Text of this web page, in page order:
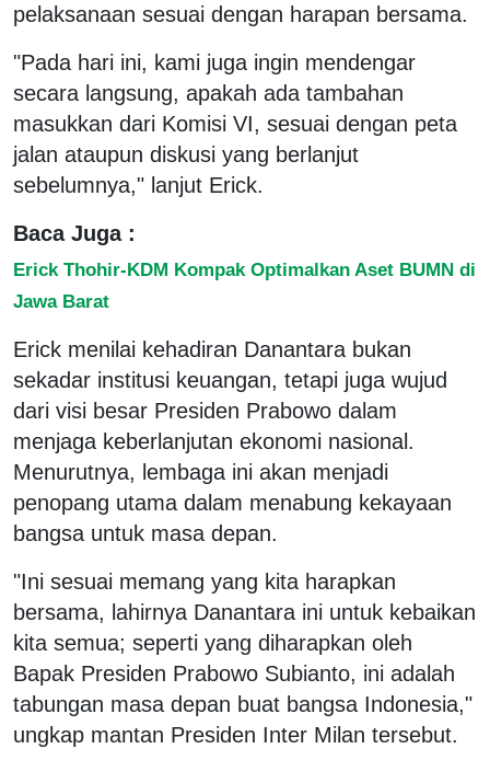
pelaksanaan sesuai dengan harapan bersama.
"Pada hari ini, kami juga ingin mendengar
secara langsung, apakah ada tambahan
masukkan dari Komisi VI, sesuai dengan peta
jalan ataupun diskusi yang berlanjut
sebelumnya," lanjut Erick.
Baca Juga :
Erick Thohir-KDM Kompak Optimalkan Aset BUMN di
Jawa Barat
Erick menilai kehadiran Danantara bukan
sekadar institusi keuangan, tetapi juga wujud
dari visi besar Presiden Prabowo dalam
menjaga keberlanjutan ekonomi nasional.
Menurutnya, lembaga ini akan menjadi
penopang utama dalam menabung kekayaan
bangsa untuk masa depan.
"Ini sesuai memang yang kita harapkan
bersama, lahirnya Danantara ini untuk kebaikan
kita semua; seperti yang diharapkan oleh
Bapak Presiden Prabowo Subianto, ini adalah
tabungan masa depan buat bangsa Indonesia,"
ungkap mantan Presiden Inter Milan tersebut.